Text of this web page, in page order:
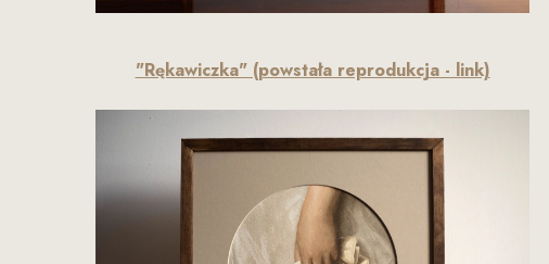
"Rękawiczka" (powstała reprodukcja - link)